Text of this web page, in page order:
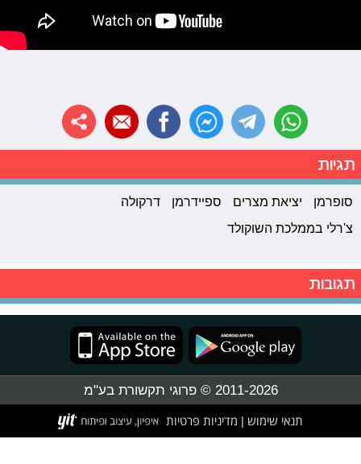
תגיות
סופרמן יציאת מצרים ספיידרמן
דרקולה
צ'רלי בממלכת השוקולד
תגובות
2011-2026 © פרוגי תקשורת בע"מ
תנאי שימוש מדיניות פרטיות